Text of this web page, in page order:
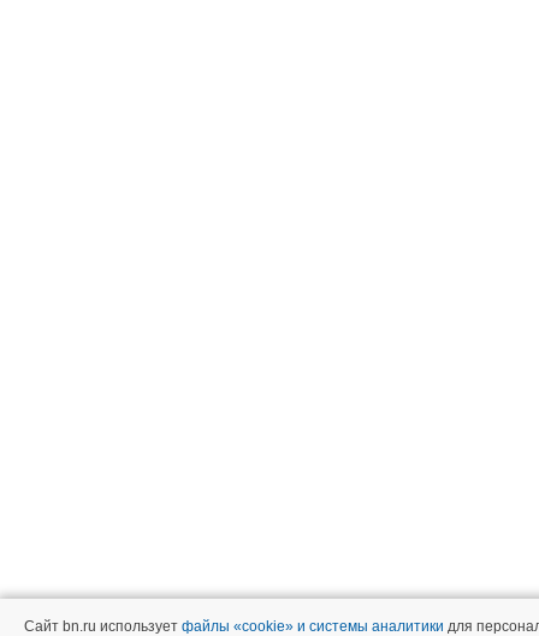
Сайт bn.ru использует файлы «cookie» и системы аналитики для